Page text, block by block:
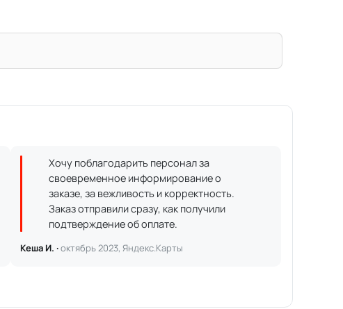
Хочу поблагодарить персонал за
своевременное информирование о
заказе, за вежливость и корректность.
Заказ отправили сразу, как получили
подтверждение об оплате.
Кеша И. ·октябрь 2023, Яндекс.Карты